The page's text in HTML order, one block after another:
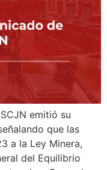
emitió su
que las
a la Ley Minera,
del Equilibrio